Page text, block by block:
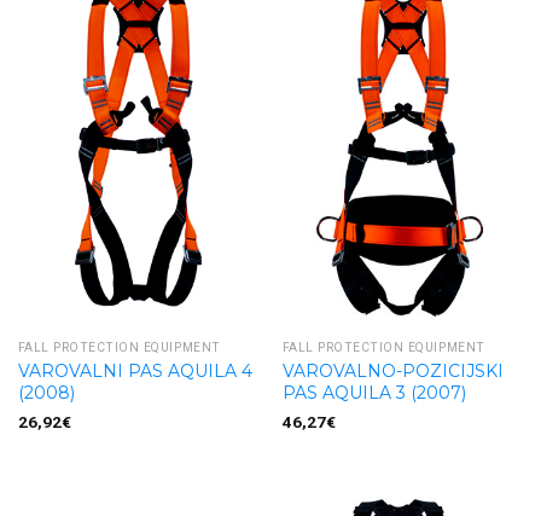
FALL PROTECTION EQUIPMENT
VAROVALNI PAS AQUILA 4
(2008)
26,92€
FALL PROTECTION EQUIPMENT
VAROVALNO-POZICIJSKI
PAS AQUILA 3 (2007)
46,27€